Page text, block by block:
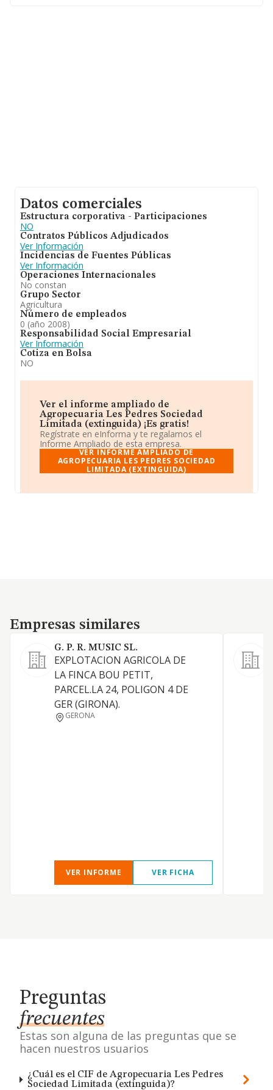
Datos comerciales
Estructura corporativa - Participaciones
NO
Contratos Públicos Adjudicados
Ver Información
Incidencias de Fuentes Públicas
Ver Información
Operaciones Internacionales
No constan
Grupo Sector
Agricultura
Número de empleados
0 (año 2008)
Responsabilidad Social Empresarial
Ver Información
Cotiza en Bolsa
NO
Ver el informe ampliado de
Agropecuaria Les Pedres Sociedad
Limitada (extinguida) ¡Es gratis!
Regístrate en eInforma y te regalamos el
Informe Ampliado de esta empresa.
VER INFORME AMPLIADO DE
AGROPECUARIA LES PEDRES SOCIEDAD
LIMITADA (EXTINGUIDA)
Empresas similares
Empresas similares
G. P. R. MUSIC SL.
EXPLOTACION AGRICOLA DE
LA FINCA BOU PETIT,
PARCEL.LA 24, POLIGON 4 DE
GER (GIRONA).
GERONA
VER INFORME VER FICHA
Preguntas
frecuentes
Estas son alguna de las preguntas que se
hacen nuestros usuarios
¿Cuál es el CIF de Agropecuaria Les Pedres
Sociedad Limitada (extinguida)?